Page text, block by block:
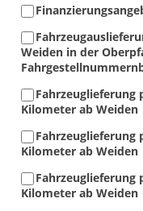
Weiden in der
Fahrzeuglieferung
Kilometer ab Weiden
Fahrzeuglieferung
Kilometer ab Weiden
Fahrzeuglieferung
Kilometer ab Weiden